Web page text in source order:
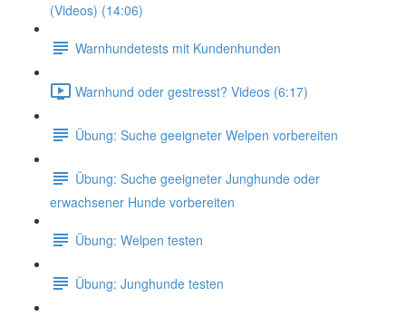
(Videos) (14:06)
Warnhundetests mit Kundenhunden
Warnhund oder gestresst? Videos (6:17)
Übung: Suche geeigneter Welpen vorbereiten
Übung: Suche geeigneter Junghunde oder
erwachsener Hunde vorbereiten
Übung: Welpen testen
Übung: Junghunde testen